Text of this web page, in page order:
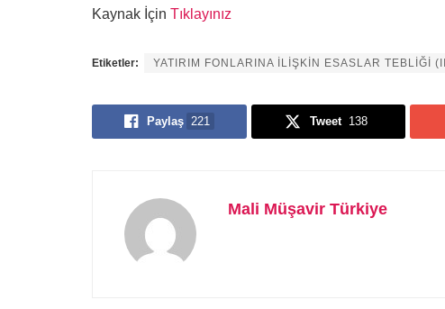
Kaynak İçin Tıklayınız
Etiketler: YATIRIM FONLARINA İLİŞKİN ESASLAR TEBLİĞİ
Paylaş 221 Tweet 138
Mali Müşavir Türkiye